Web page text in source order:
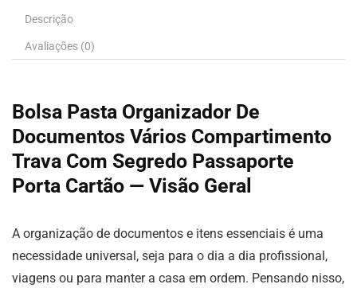
Descrição
Avaliações (0)
Bolsa Pasta Organizador De
Documentos Vários Compartimento
Trava Com Segredo Passaporte
Porta Cartão — Visão Geral
A organização de documentos e itens essenciais é uma
necessidade universal, seja para o dia a dia profissional,
viagens ou para manter a casa em ordem. Pensando nisso,